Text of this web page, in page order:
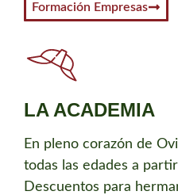
Formación Empresas
LA ACADEMIA
En pleno corazón de
todas las edades a
Descuentos para